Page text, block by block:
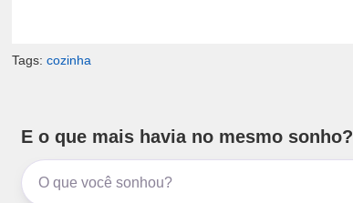
Tags: cozinha
E o que mais havia no mesmo sonho?